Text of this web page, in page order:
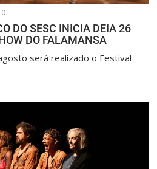
0
DO SESC INICIA DEIA 26
DO FALAMANSA
será realizado o Festival